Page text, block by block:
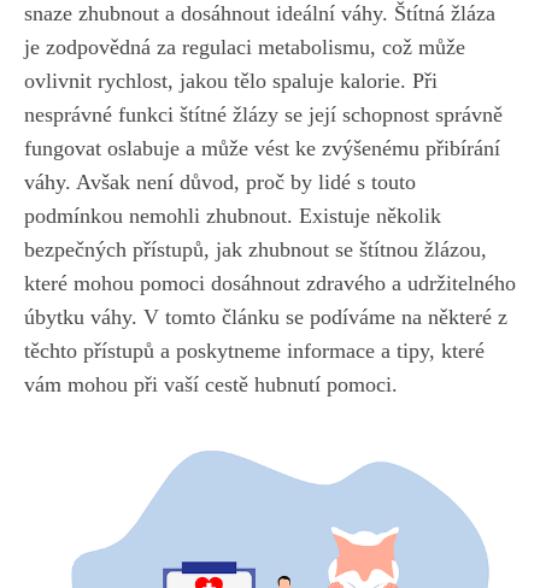
snaze ⁣zhubnout ⁢a dosáhnout ideální váhy. Štítná žláza
je zodpovědná za regulaci metabolismu, což může
ovlivnit rychlost, jakou tělo spaluje kalorie. Při
nesprávné funkci štítné žlázy se její schopnost ​správně
fungovat oslabuje a může vést ke zvýšenému přibírání
váhy. Avšak není důvod, proč by lidé s touto
podmínkou nemohli zhubnout. Existuje několik​
bezpečných přístupů, jak zhubnout se štítnou žlázou,
které mohou pomoci ​dosáhnout zdravého a udržitelného
úbytku‍ váhy. V tomto článku se podíváme na některé z
těchto přístupů a‌ poskytneme informace a tipy, které
vám mohou při ‌vaší cestě hubnutí pomoci.